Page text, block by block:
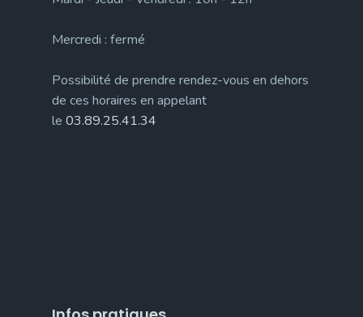
Mercredi : fermé
Possibilité de prendre rendez-vous en dehors
de ces horaires en appelant
le 03.89.25.41.34